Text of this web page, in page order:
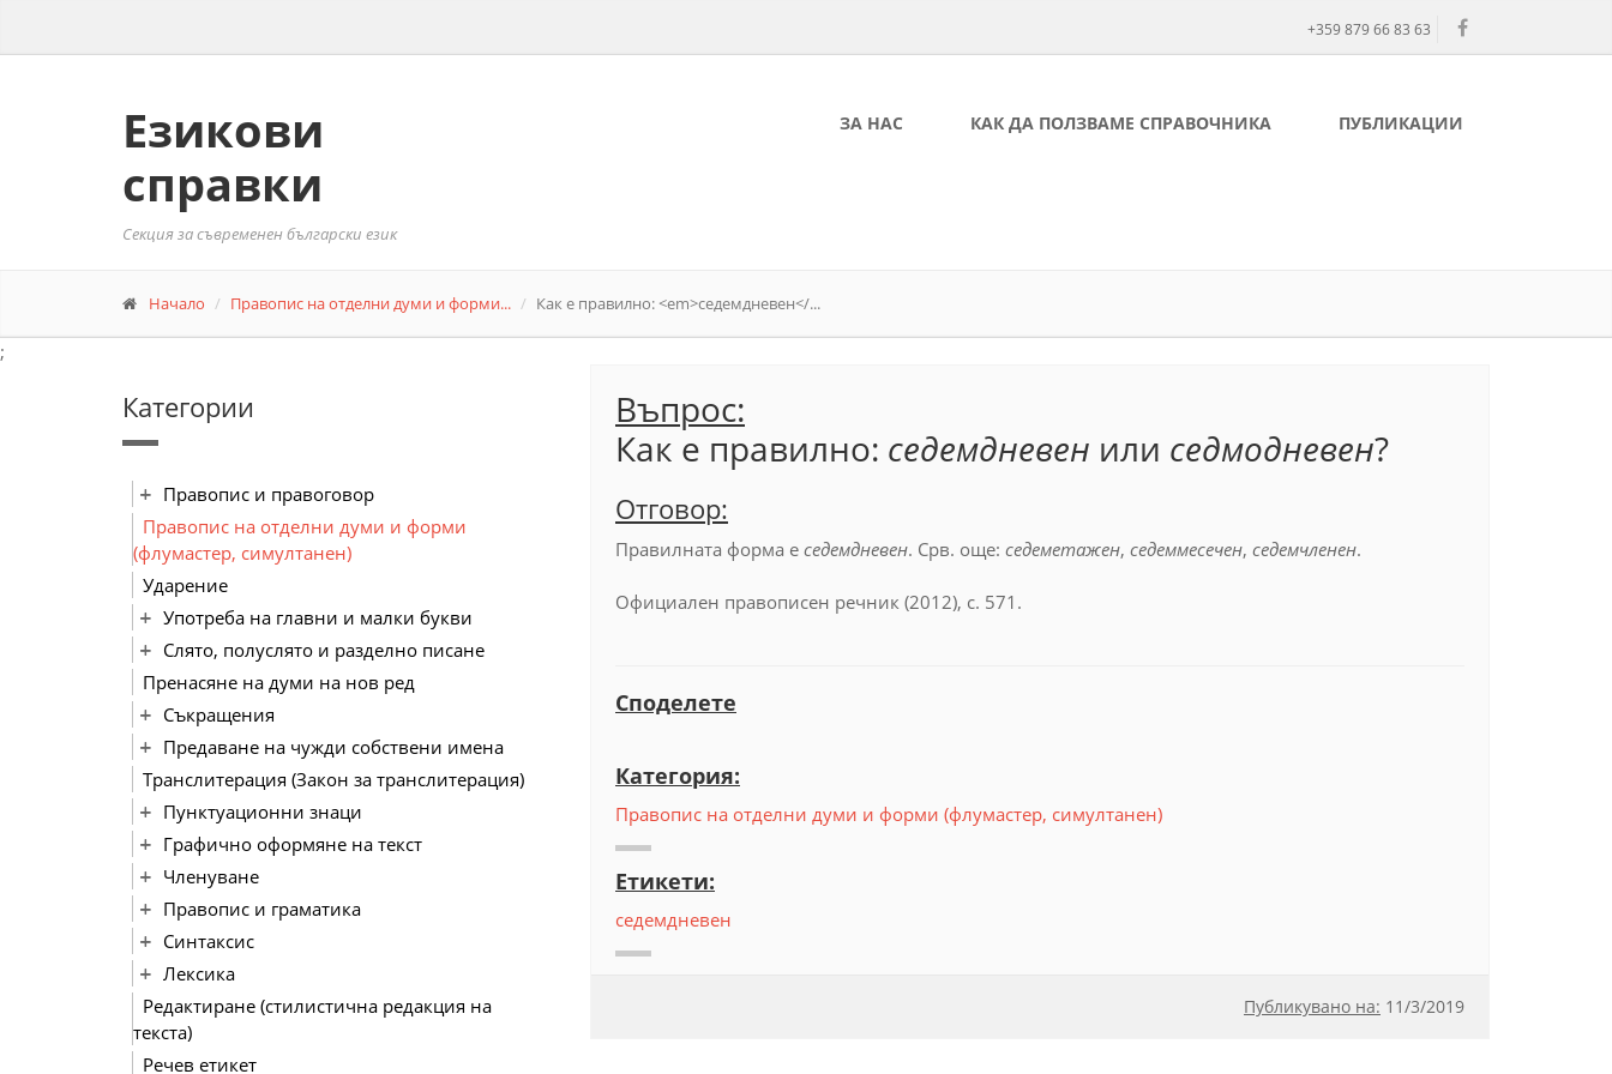
+359 879 66 83 63
Езикови
справки
Секция за съвременен български език
ЗА НАС КАК ДА ПОЛЗВАМЕ СПРАВОЧНИКА ПУБЛИКАЦИИ
Начало Правопис на отделни думи и форми... Как е правилно: <em>седемдневен</...
;
Категории
Правопис и правоговор
Правопис на отделни думи и форми
(флумастер, симултанен)
Ударение
Употреба на главни и малки букви
Слято, полуслято и разделно писане
Пренасяне на думи на нов ред
Съкращения
Предаване на чужди собствени имена
Транслитерация (Закон за транслитерация)
Пунктуационни знаци
Графично оформяне на текст
Членуване
Правопис и граматика
Синтаксис
Лексика
Редактиране (стилистична редакция на
текста)
Речев етикет
Въпрос:
Как е правилно: седемдневен или седмодневен?
Отговор:
Правилната форма е седемдневен. Срв. още: седеметажен, седеммесечен, седемчленен.
Официален правописен речник (2012), с. 571.
Споделете
Категория:
Правопис на отделни думи и форми (флумастер, симултанен)
Етикети:
седемдневен
Публикувано на: 11/3/2019